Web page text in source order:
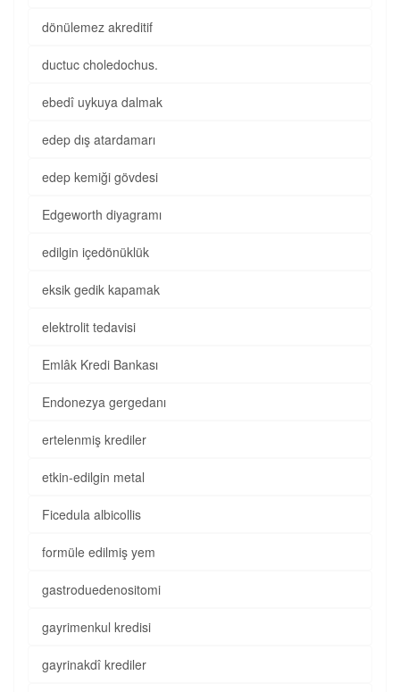
dönülemez akreditif
ductuc choledochus.
ebedî uykuya dalmak
edep dış atardamarı
edep kemiği gövdesi
Edgeworth diyagramı
edilgin içedönüklük
eksik gedik kapamak
elektrolit tedavisi
Emlâk Kredi Bankası
Endonezya gergedanı
ertelenmiş krediler
etkin-edilgin metal
Ficedula albicollis
formüle edilmiş yem
gastroduedenositomi
gayrimenkul kredisi
gayrinakdî krediler